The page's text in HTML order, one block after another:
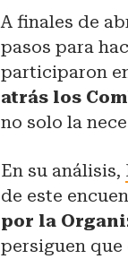
A finales de
pasos para
participaron
atrás los
no solo la
En su análisis,
de este
por la
persiguen